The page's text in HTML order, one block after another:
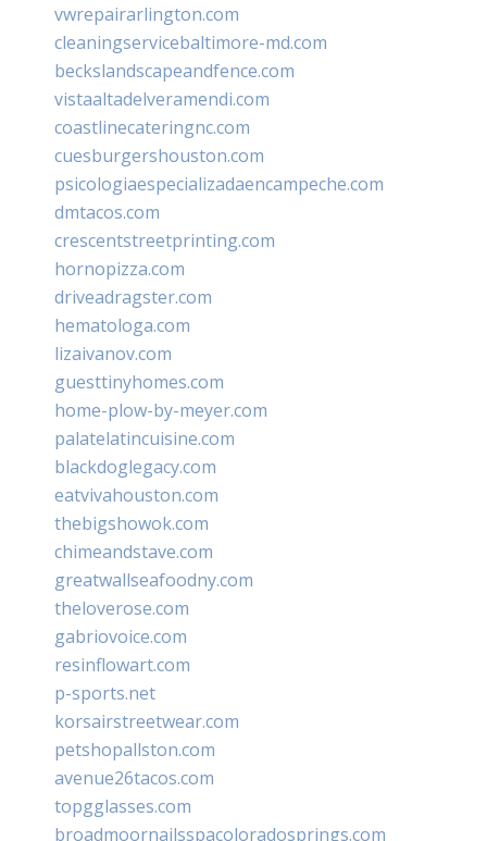
vwrepairarlington.com
cleaningservicebaltimore-md.com
beckslandscapeandfence.com
vistaaltadelveramendi.com
coastlinecateringnc.com
cuesburgershouston.com
psicologiaespecializadaencampeche.com
dmtacos.com
crescentstreetprinting.com
hornopizza.com
driveadragster.com
hematologa.com
lizaivanov.com
guesttinyhomes.com
home-plow-by-meyer.com
palatelatincuisine.com
blackdoglegacy.com
eatvivahouston.com
thebigshowok.com
chimeandstave.com
greatwallseafoodny.com
theloverose.com
gabriovoice.com
resinflowart.com
p-sports.net
korsairstreetwear.com
petshopallston.com
avenue26tacos.com
topgglasses.com
broadmoornailsspacoloradosprings.com